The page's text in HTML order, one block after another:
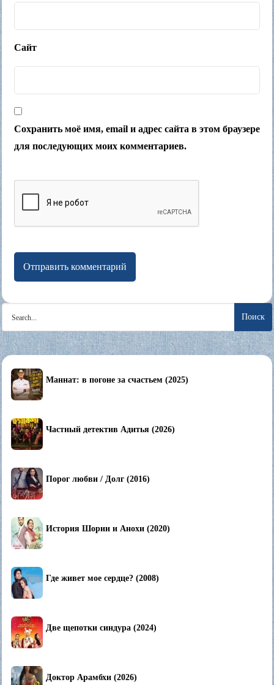
Сайт
Сохранить моё имя, email и адрес сайта в этом браузере
для последующих моих комментариев.
for:
Маннат: в погоне за счастьем (2025)
Частный детектив Адитья (2026)
Порог любви / Долг (2016)
История Шории и Анохи (2020)
Где живет мое сердце? (2008)
Две щепотки синдура (2024)
Доктор Арамбхи (2026)